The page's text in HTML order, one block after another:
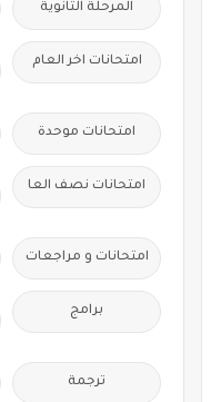
المرحلة الثانوية
امتحانات اخر العام
امتحانات موحدة
امتحانات نصف العا
امتحانات و مراجعات
برامج
ترجمة